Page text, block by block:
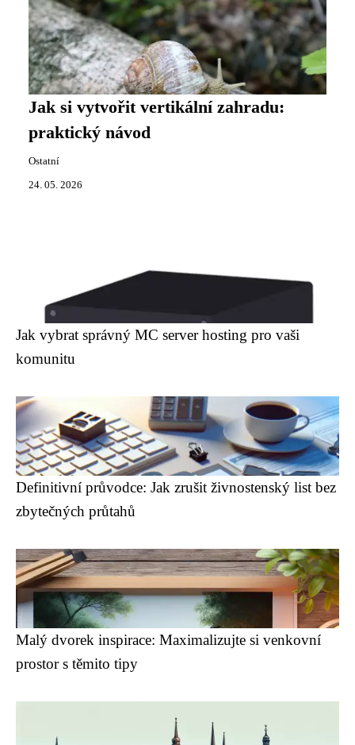
Jak si vytvořit vertikální zahradu:
praktický návod
Ostatní
24. 05. 2026
Jak vybrat správný MC server hosting pro vaši
komunitu
Definitivní průvodce: Jak zrušit živnostenský list bez
zbytečných průtahů
Malý dvorek inspirace: Maximalizujte si venkovní
prostor s těmito tipy